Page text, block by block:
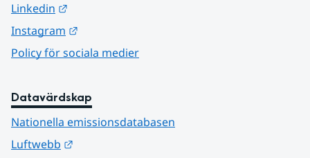
Linkedin
Instagram
Policy för sociala medier
Datavärdskap
Nationella emissionsdatabasen
Luftwebb